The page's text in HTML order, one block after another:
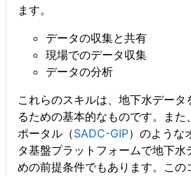
ます。
データの収集と共有
現場でのデータ収集
データの分析
これらのスキルは、地下水データ
るための基本的なものです。また
ポータル（SADC-GIP）のような
タ基盤プラットフォームで地下水
めの前提条件でもあります。この